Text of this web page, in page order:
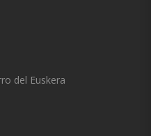
del Euskera